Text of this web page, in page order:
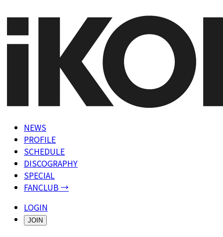
NEWS
PROFILE
SCHEDULE
DISCOGRAPHY
SPECIAL
FANCLUB →
LOGIN
JOIN